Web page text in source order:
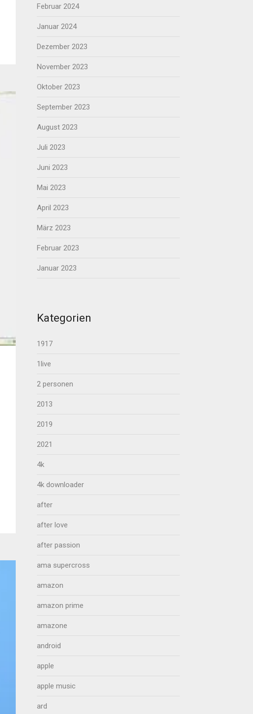
Februar 2024
Januar 2024
Dezember 2023
November 2023
Oktober 2023
September 2023
August 2023
Juli 2023
Juni 2023
Mai 2023
April 2023
März 2023
Februar 2023
Januar 2023
Kategorien
1917
1live
2 personen
2013
2019
2021
4k
4k downloader
after
after love
after passion
ama supercross
amazon
amazon prime
amazone
android
apple
apple music
ard